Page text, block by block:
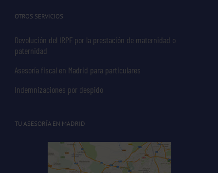
OTROS SERVICIOS
Devolución del IRPF por la prestación de maternidad o
paternidad
Asesoría fiscal en Madrid para particulares
Indemnizaciones por despido
TU ASESORÍA EN MADRID